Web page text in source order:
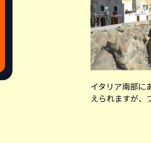
イタリア南部に
えられますが、